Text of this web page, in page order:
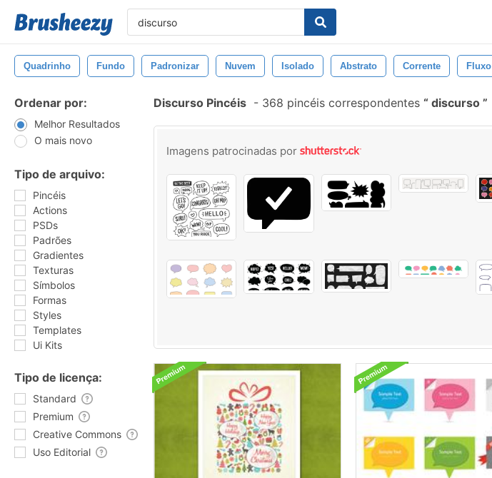
Quadrinho Fundo Padronizar Nuvem Isolado Abstrato Corrente Fluxo
Ordenar por:
Melhor Resultados
O mais novo
Tipo de arquivo:
Pincéis
Actions
PSDs
Padrões
Gradientes
Texturas
Símbolos
Formas
Styles
Templates
Ui Kits
Tipo de licença:
Standard
Premium
Creative Commons
Uso Editorial
Discurso Pincéis - 368 pincéis correspondentes discurso
Imagens patrocinadas por